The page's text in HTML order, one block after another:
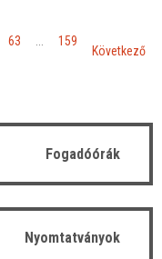
63 ... 159
Következő
Fogadóórák
Nyomtatványok